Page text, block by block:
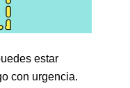
estar
con urgencia.